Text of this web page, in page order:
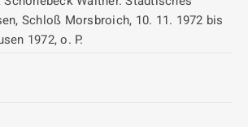
Schloß Morsbroich, 10. 11. 1972 bis
1972, o. P.